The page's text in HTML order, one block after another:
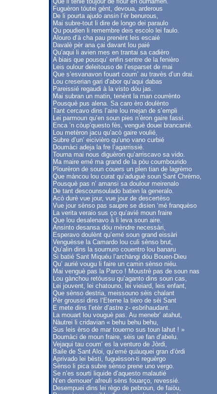
Fuguèron tóutei gènt, devoua, arderous
De li pourta ajudo ansin l’èr benurous,
Mai subre-tout li dire de longo dei paraulo
Qu poudien li remembre deis escolo lei faulo.
Alouro d’à cha pau prenènt leis escaié
Davalè pèr ana çai davant lou paié
Qu’aqui li avien mes en trantai sa cadièro
A biais que pousqu’ enfin sentre de la fenièro
Leis oulour deleitouso de l’esparset de mai
Que s’esvanavon fouart coum’ au travès d’un drai.
Lou creserian gari d’abor qu’aqui dabas
Pareissié regaudi à la visto dóu jas.
Mai subran un matin, tenènt la man courrènto
Pousquè pus alena. Sa caro èro doulènto
Tant cercavo dins l’aire lou mejan de s’empli
Lei parmoun qu’en soun pies n’èron gaire fassi.
Enca ’n còup’questo fès, venguè douei brancanié.
Lou metèron jacu qu’acò gaire voulié,
Subre d’un’ eicivièro qu’uno vano curbié
Doumàci adeja la fre l’agarrissié.
Tourna mai nous diguèron qu’arriscavo sa vido.
Ma maire emé ma grand de la pòu coumbourido
Plourèron de soun couers un plen tian de lagrèmo
Que màncou lou curat qu’aduguè soun Sant Chrèmo,
Pousquè pas n’ amansi sa doulour meirenalo
De tant descounsoulado batien la generalo.
Acò durè vue jour, vue jour de descertèso
Vue jour sènso pas saupre se disien ‘mé franquèso
La verita veraio sus ço qu’avié moun fraire
Que lou desalenavo à li leva soun aire.
Ansinto desansa dóu mèndre necessàri,
Esperavo doulènt qu’emé soun grand eissàri
Venguèsse la Camardo lou culi sènso brut,
Qu’alin dins la sournuro couentro lou banaru
Si batié Sant Miquéu l’archàngi dóu Bouen-Dieu
Qu’ aurié vougu li faire un camin sènso niéu.
Mai venguè pas la Parco ! Moustrè pas de soun nas
Lou gànchou retóussu qu’aganto dins soun cas,
Lei jouvent, lei chatouno, lei vieiard, leis enfant,
Que sènso destria, meissouno sèis chalant
Pèr groussi dins l’Eterne la tièro de sèi Sant
E mete dins l’etèr d’astre z- esbrihaudant.
La mouart lou vouguè pas. Au menebr’ atahut,
Nàutrei li cridavian « behu behu behu,
Sus leis èrso de mar touerno sus toun lahut ! »
Doumàci de moun fraire, sèis ue fan d’abelu.
Vejaqui tau coum’ es la venturo de Jòrdi,
Baile de Sant Aloi, qu’emé quàuquei gran d’òrdi
Aprivado lei bèsti, fuguèsson-ti reguèrgo
Sènso li pica subre sènso prene uno vergo.
Se n’es sourti liquide d’aquesto malautié
N’en demouer’ afreuli sèns fouarço, revessié.
Desempuei dins lei règo de pebroun, de faiòu,